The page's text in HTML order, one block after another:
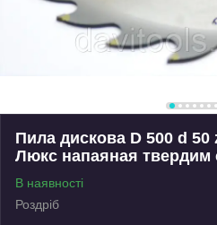
Пила дискова D 500 d 50
Люкс напаяная
В наявності
Роздріб